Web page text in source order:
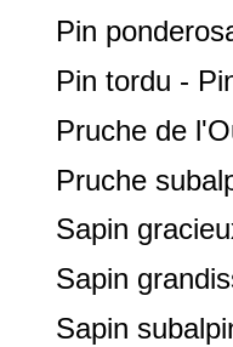
Pin
Pin tordu -
Pruche de
Pruche
Sapin
Sapin
Sapin